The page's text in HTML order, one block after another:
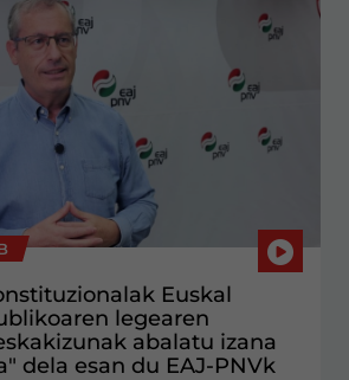
Euskal
legearen
abalatu izana
dela esan du EAJ-PNVk